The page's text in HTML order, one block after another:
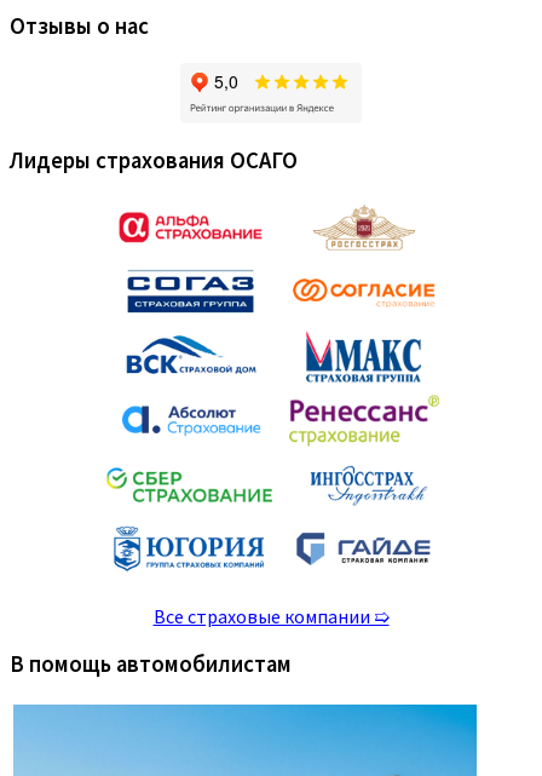
Отзывы о нас
Лидеры страхования ОСАГО
Все страховые компании ➯
В помощь автомобилистам